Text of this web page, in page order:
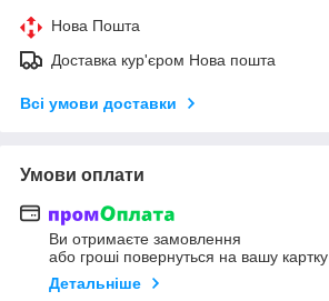
Нова Пошта
Доставка кур'єром Нова пошта
Всі умови доставки
Умови оплати
Ви отримаєте замовлення
або гроші повернуться на вашу картку
Детальніше